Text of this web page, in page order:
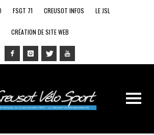
FSGT 71 CREUSOT INFOS LE JSL
CRÉATION DE SITE WEB